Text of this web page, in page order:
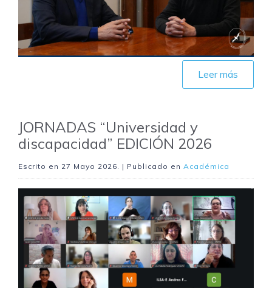
Leer más
JORNADAS “Universidad y
discapacidad” EDICIÓN 2026
Escrito en 27 Mayo 2026. | Publicado en Académica